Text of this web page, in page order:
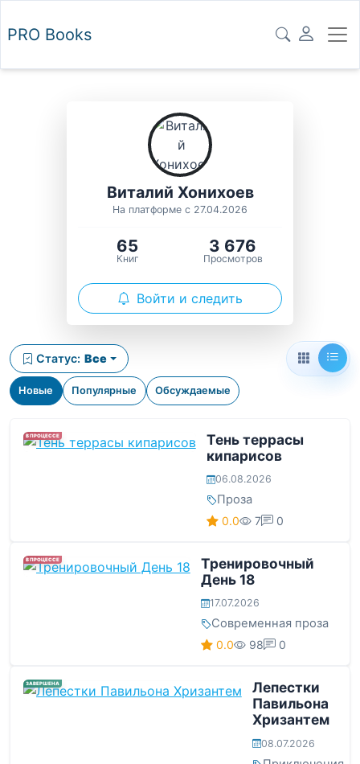
PRO Books
Виталий Хонихоев
На платформе с 27.04.2026
65
Книг
3 676
Просмотров
Войти и следить
Новые Популярные Обсуждаемые
Статус: Все
В ПРОЦЕССЕ
Тень террасы
кипарисов
06.08.2026
Проза
0.0 7 0
В ПРОЦЕССЕ
Тренировочный
День 18
17.07.2026
Современная проза
0.0 98 0
ЗАВЕРШЕНА
Лепестки
Павильона
Хризантем
08.07.2026